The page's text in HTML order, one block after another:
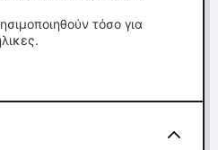
τόσο για